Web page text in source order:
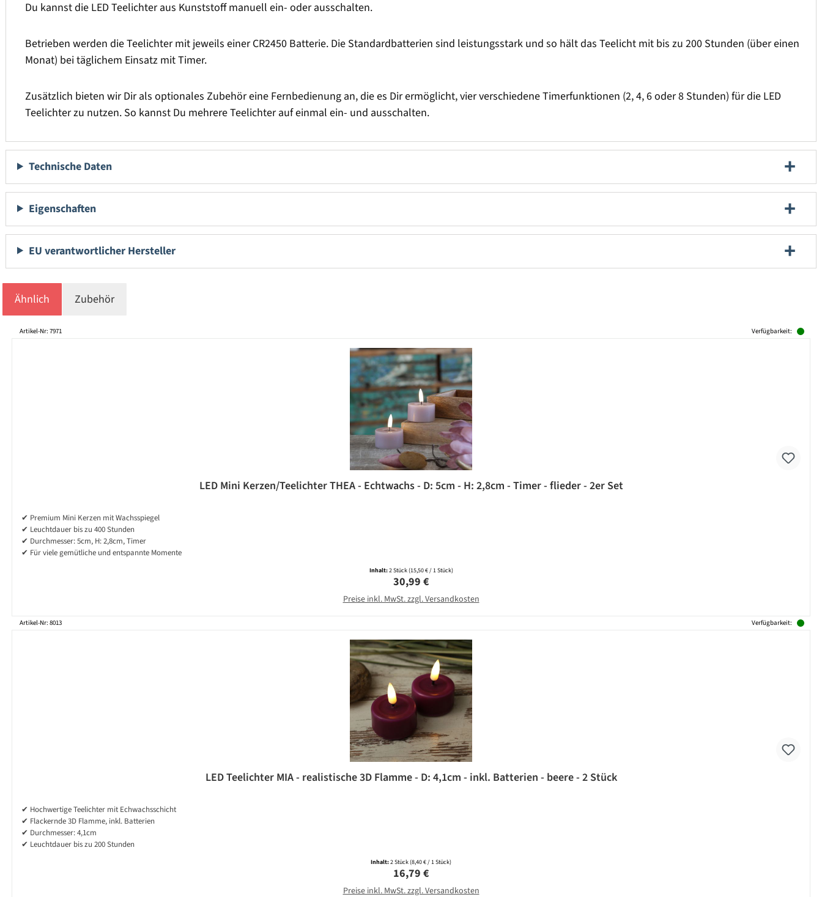
Du kannst die LED Teelichter aus Kunststoff manuell ein- oder ausschalten.
Betrieben werden die Teelichter mit jeweils einer CR2450 Batterie. Die Standardbatterien sind leistungsstark und so hält das Teelicht mit bis zu 200 Stunden (über einen
Monat) bei täglichem Einsatz mit Timer.
Zusätzlich bieten wir Dir als optionales Zubehör eine Fernbedienung an, die es Dir ermöglicht, vier verschiedene Timerfunktionen (2, 4, 6 oder 8 Stunden) für die LED
Teelichter zu nutzen. So kannst Du mehrere Teelichter auf einmal ein- und ausschalten.
Technische Daten
Eigenschaften
EU verantwortlicher Hersteller
Ähnlich Zubehör
Produktgalerie überspringen
Artikel-Nr: 7971 Verfügbarkeit:
LED Mini Kerzen/Teelichter THEA - Echtwachs - D: 5cm - H: 2,8cm - Timer - flieder - 2er Set
✔ Premium Mini Kerzen mit Wachsspiegel
✔ Leuchtdauer bis zu 400 Stunden
✔ Durchmesser: 5cm, H: 2,8cm, Timer
✔ Für viele gemütliche und entspannte Momente
Inhalt:2 Stück(15,50 € / 1 Stück)
Regulärer Preis:
30,99 €
Preise inkl. MwSt. zzgl. Versandkosten
Artikel-Nr: 8013 Verfügbarkeit:
LED Teelichter MIA - realistische 3D Flamme - D: 4,1cm - inkl. Batterien - beere - 2 Stück
✔ Hochwertige Teelichter mit Echwachsschicht
✔ Flackernde 3D Flamme, inkl. Batterien
✔ Durchmesser: 4,1cm
✔ Leuchtdauer bis zu 200 Stunden
Inhalt:2 Stück(8,40 € / 1 Stück)
Regulärer Preis:
16,79 €
Preise inkl. MwSt. zzgl. Versandkosten